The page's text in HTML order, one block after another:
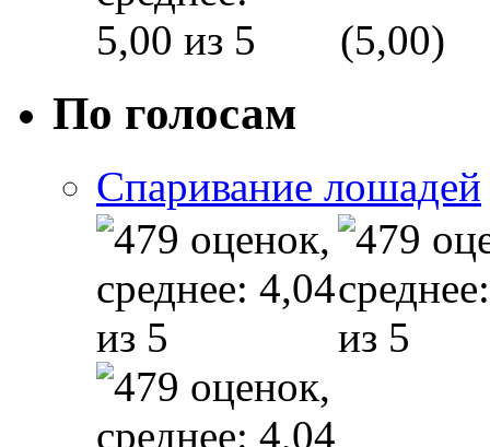
(5,00)
По голосам
Спаривание лошадей